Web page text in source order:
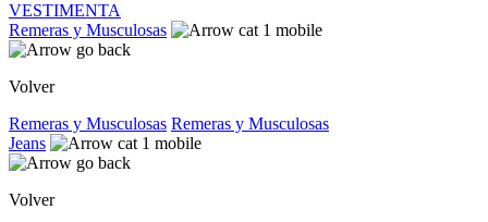
VESTIMENTA
Remeras y Musculosas
Volver
Remeras y Musculosas Remeras y Musculosas
Jeans
Volver